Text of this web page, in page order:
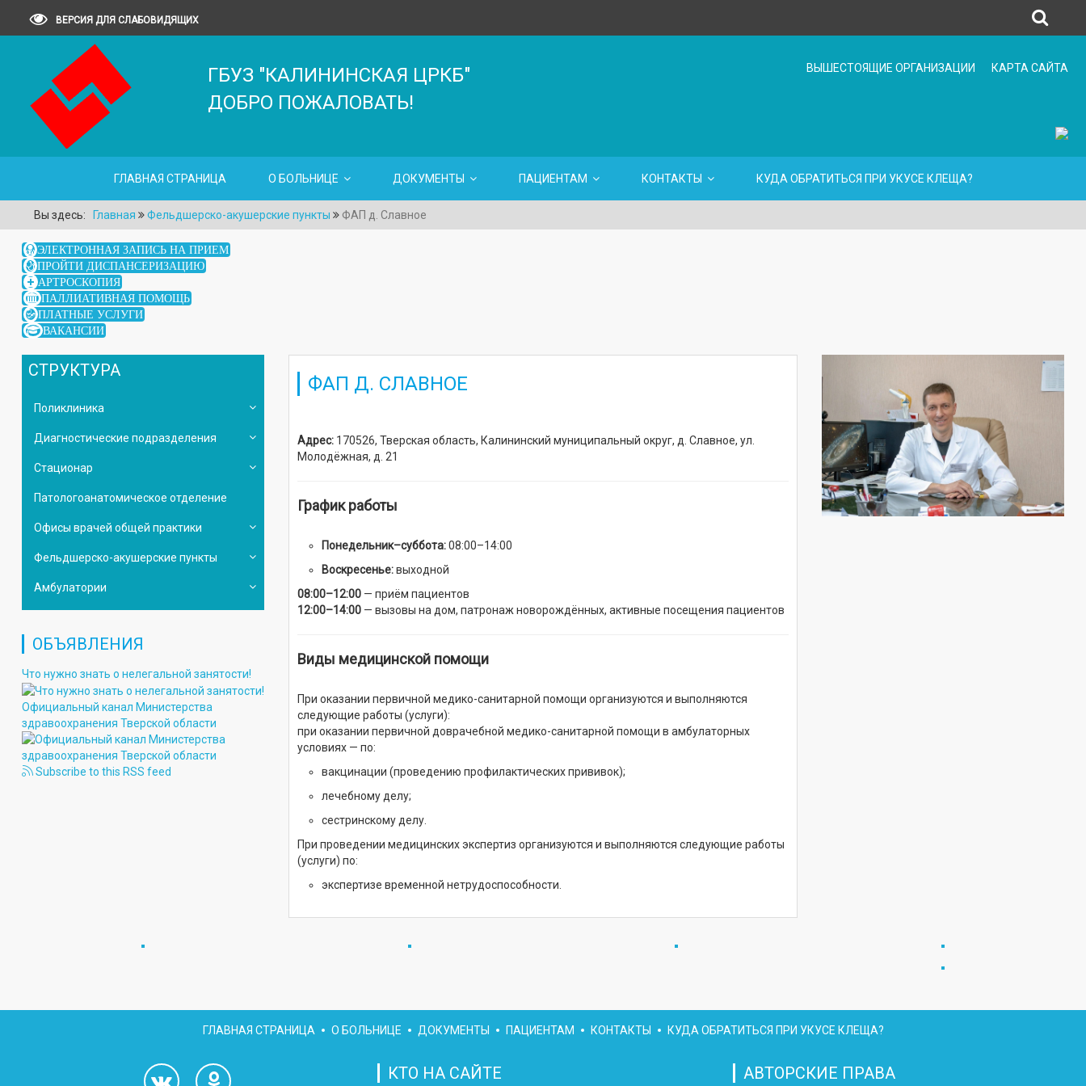
ВЕРСИЯ ДЛЯ СЛАБОВИДЯЩИХ
ГБУЗ "КАЛИНИНСКАЯ ЦРКБ"
ДОБРО ПОЖАЛОВАТЬ!
ВЫШЕСТОЯЩИЕ ОРГАНИЗАЦИИ КАРТА САЙТА
ГЛАВНАЯ СТРАНИЦА О БОЛЬНИЦЕ ДОКУМЕНТЫ ПАЦИЕНТАМ КОНТАКТЫ КУДА ОБРАТИТЬСЯ ПРИ УКУСЕ КЛЕЩА?
Вы здесь: Главная Фельдшерско-акушерские пункты ФАП д. Славное
ЭЛЕКТРОННАЯ ЗАПИСЬ НА ПРИЕМ
ПРОЙТИ ДИСПАНСЕРИЗАЦИЮ
АРТРОСКОПИЯ
ПАЛЛИАТИВНАЯ ПОМОЩЬ
ПЛАТНЫЕ УСЛУГИ
ВАКАНСИИ
СТРУКТУРА
Поликлиника
Диагностические подразделения
Стационар
Патологоанатомическое отделение
Офисы врачей общей практики
Фельдшерско-акушерские пункты
Амбулатории
ОБЪЯВЛЕНИЯ
Что нужно знать о нелегальной занятости!
Официальный канал Министерства
здравоохранения Тверской области
Subscribe to this RSS feed
ФАП Д. СЛАВНОЕ
Адрес: 170526, Тверская область, Калининский муниципальный округ, д. Славное, ул.
Молодёжная, д. 21
График работы
Понедельник–суббота:08:00–14:00
Воскресенье:выходной
08:00–12:00 — приём пациентов
12:00–14:00 — вызовы на дом, патронаж новорождённых, активные посещения пациентов
Виды медицинской помощи
При оказании первичной медико-санитарной помощи организуются и выполняются
следующие работы (услуги):
при оказании первичной доврачебной медико-санитарной помощи в амбулаторных
условиях — по:
вакцинации (проведению профилактических прививок);
лечебному делу;
сестринскому делу.
При проведении медицинских экспертиз организуются и выполняются следующие работы
(услуги) по:
экспертизе временной нетрудоспособности.
ГЛАВНАЯ СТРАНИЦА О БОЛЬНИЦЕ ДОКУМЕНТЫ ПАЦИЕНТАМ КОНТАКТЫ КУДА ОБРАТИТЬСЯ ПРИ УКУСЕ КЛЕЩА?
КТО НА САЙТЕ АВТОРСКИЕ ПРАВА